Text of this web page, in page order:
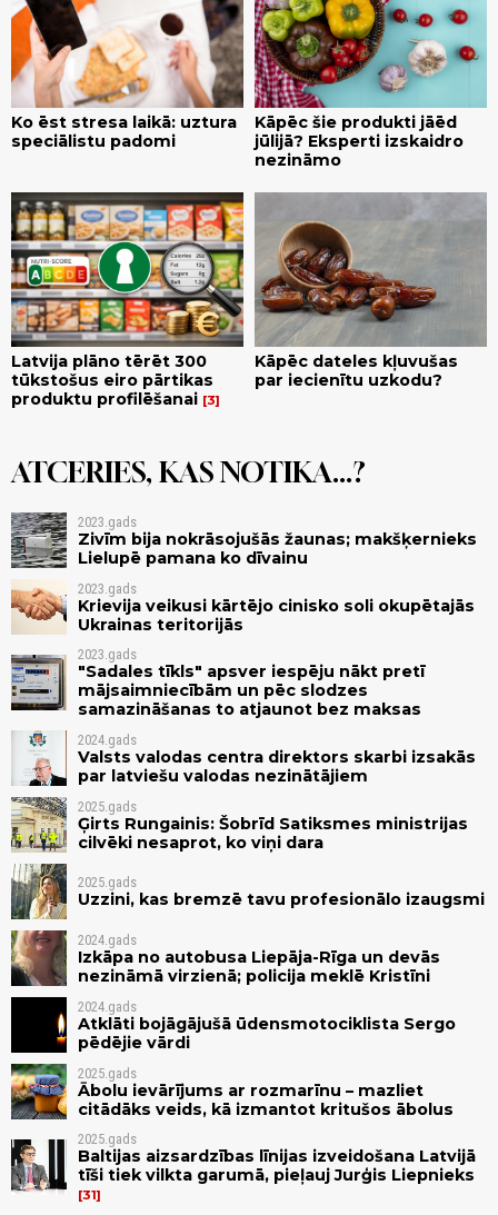
Ko ēst stresa laikā: uztura
speciālistu padomi
Kāpēc šie produkti jāēd
jūlijā? Eksperti izskaidro
nezināmo
Latvija plāno tērēt 300
tūkstošus eiro pārtikas
produktu profilēšanai 3
Kāpēc dateles kļuvušas
par iecienītu uzkodu?
ATCERIES, KAS NOTIKA...?
2023.gads
Zivīm bija nokrāsojušās žaunas; makšķernieks
Lielupē pamana ko dīvainu
2023.gads
Krievija veikusi kārtējo cinisko soli okupētajās
Ukrainas teritorijās
2023.gads
"Sadales tīkls" apsver iespēju nākt pretī
mājsaimniecībām un pēc slodzes
samazināšanas to atjaunot bez maksas
2024.gads
Valsts valodas centra direktors skarbi izsakās
par latviešu valodas nezinātājiem
2025.gads
Ģirts Rungainis: Šobrīd Satiksmes ministrijas
cilvēki nesaprot, ko viņi dara
2025.gads
Uzzini, kas bremzē tavu profesionālo izaugsmi
2024.gads
Izkāpa no autobusa Liepāja-Rīga un devās
nezināmā virzienā; policija meklē Kristīni
2024.gads
Atklāti bojāgājušā ūdensmotociklista Sergo
pēdējie vārdi
2025.gads
Ābolu ievārījums ar rozmarīnu – mazliet
citādāks veids, kā izmantot kritušos ābolus
2025.gads
Baltijas aizsardzības līnijas izveidošana Latvijā
tīši tiek vilkta garumā, pieļauj Jurģis Liepnieks
31